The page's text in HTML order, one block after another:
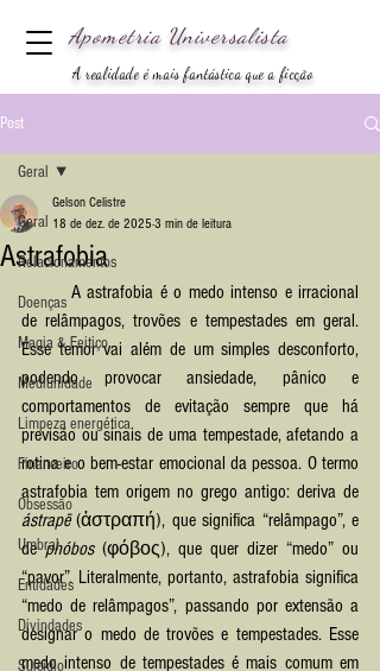
Apometria Universalista
A realidade é mais fantástica que a ficção
Post
Geral
Relacionamentos
Doenças
Magia & Feitiço
Mediunidade
Limpeza energética
Financeiro
Obsessão
Umbral
Entidades
Divindades
Suicídio
Geral
Astrafobia
Gelson Celistre
18 de dez. de 2025 3 min de leitura
	A astrafobia é o medo intenso e irracional
de relâmpagos, trovões e tempestades em geral.
Esse temor vai além de um simples desconforto,
podendo provocar ansiedade, pânico e
comportamentos de evitação sempre que há
previsão ou sinais de uma tempestade, afetando a
rotina e o bem-estar emocional da pessoa. O termo
ástrapē (ἀστραπή), que significa “relâmpago”, e
de phóbos (φόβος), que quer dizer “medo” ou
“pavor”. Literalmente, portanto, astrafobia significa
“medo de relâmpagos”, passando por extensão a
designar o medo de trovões e tempestades. Esse
medo intenso de tempestades é mais comum em